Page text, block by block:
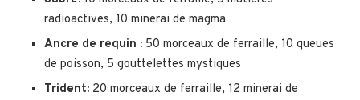
radioactives, 10 minerai de magma
Ancre de requin : 50 morceaux de ferraille, 10 queues
de poisson, 5 gouttelettes mystiques
Trident: 20 morceaux de ferraille, 12 minerai de